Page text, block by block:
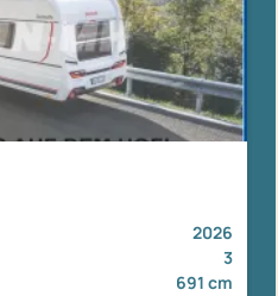
2026
3
691 cm